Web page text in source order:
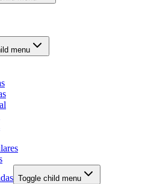
menu
Toggle child menu